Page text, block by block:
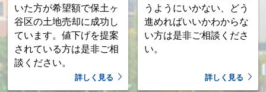
いた方が希望額で保土ヶ
谷区の土地売却に成功し
ています。値下げを提案
されている方は是非ご相
談ください。
詳しく見る
うようにいかない、どう
進めればいいかわからな
い方は是非ご相談くださ
い。
詳しく見る